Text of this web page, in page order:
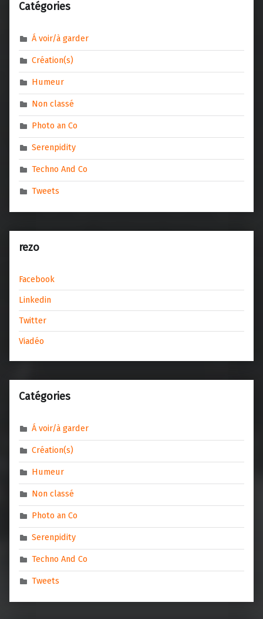
Catégories
Á voir/à garder
Création(s)
Humeur
Non classé
Photo an Co
Serenpidity
Techno And Co
Tweets
rezo
Facebook
Linkedin
Twitter
Viadéo
Catégories
Á voir/à garder
Création(s)
Humeur
Non classé
Photo an Co
Serenpidity
Techno And Co
Tweets